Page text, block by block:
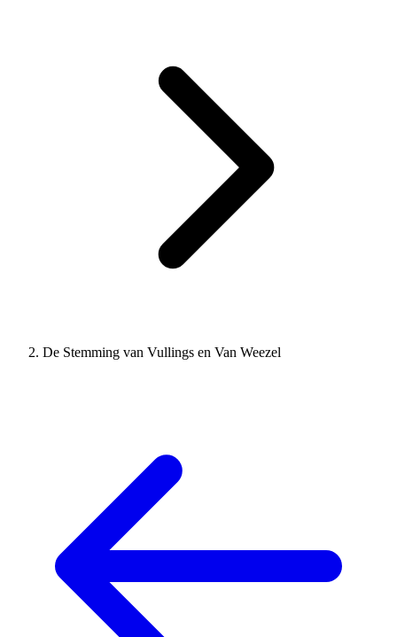
De Stemming van Vullings en Van Weezel